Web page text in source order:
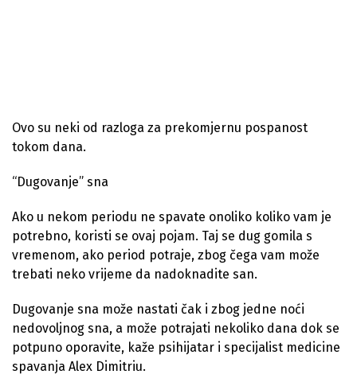
Ovo su neki od razloga za prekomjernu pospanost
tokom dana.
“Dugovanje” sna
Ako u nekom periodu ne spavate onoliko koliko vam je
potrebno, koristi se ovaj pojam. Taj se dug gomila s
vremenom, ako period potraje, zbog čega vam može
trebati neko vrijeme da nadoknadite san.
Dugovanje sna može nastati čak i zbog jedne noći
nedovoljnog sna, a može potrajati nekoliko dana dok se
potpuno oporavite, kaže psihijatar i specijalist medicine
spavanja Alex Dimitriu.